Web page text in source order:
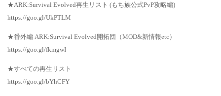
★ARK:Survival Evolved再生リスト (もち族公式PvP攻略編)
https://goo.gl/UkPTLM
★番外編 ARK:Survival Evolved開拓団（MOD&新情報etc）
https://goo.gl/fkmgwI
★すべての再生リスト
https://goo.gl/bYhCFY